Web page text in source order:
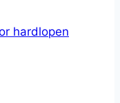
hardlopen